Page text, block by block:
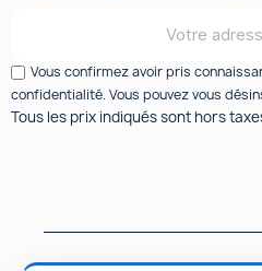
Vous confirmez avoir pris
confidentialité. Vous pouvez vous
Tous les prix indiqués sont hors